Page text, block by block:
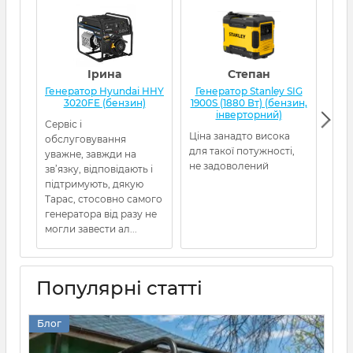
Ірина
Генератор Hyundai HHY
3020FE (бензин)
Сервіс і
обслуговування
уважне, завжди на
зв’язку, відповідають і
підтримують, дякую
Тарас, стосовно самого
генератора від разу не
могли завести ал...
Степан
Генератор Stanley SIG
1900S (1880 Вт) (бензин,
інверторний)
Ціна занадто висока
для такої потужності,
не задоволений
Популярні статті
Блог